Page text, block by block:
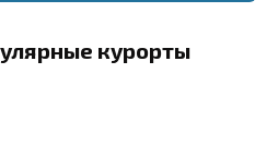
курорты
вечернее время.